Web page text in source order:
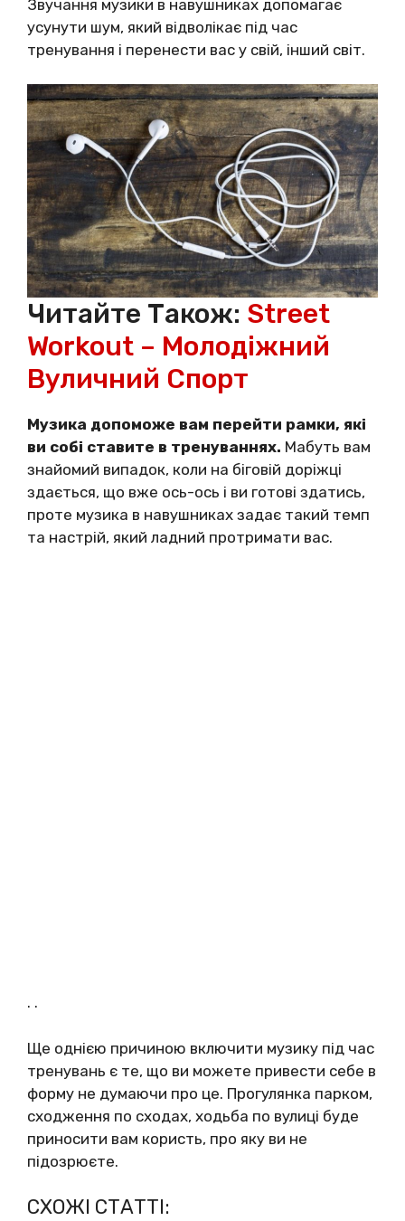
Звучання музики в навушниках допомагає
усунути шум, який відволікає під час
тренування і перенести вас у свій, інший світ.
Читайте Також: Street
Workout – Молодіжний
Вуличний Спорт
Музика допоможе вам перейти рамки, які
ви собі ставите в тренуваннях. Мабуть вам
знайомий випадок, коли на біговій доріжці
здається, що вже ось-ось і ви готові здатись,
проте музика в навушниках задає такий темп
та настрій, який ладний протримати вас.
. .
Ще однією причиною включити музику під час
тренувань є те, що ви можете привести себе в
форму не думаючи про це. Прогулянка парком,
сходження по сходах, ходьба по вулиці буде
приносити вам користь, про яку ви не
підозрюєте.
СХОЖІ СТАТТІ: